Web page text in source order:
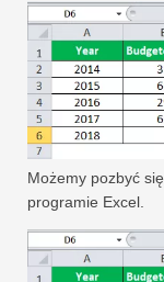
Możemy pozbyć
programie Excel.